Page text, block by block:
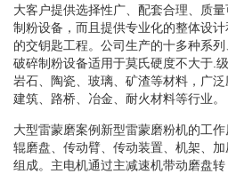
大客户提供选择性广、配套合理、质
制粉设备，而且提供专业化的整体设
的交钥匙工程。公司生产的十多种系
破碎制粉设备适用于莫氏硬度不大于.
岩石、陶瓷、玻璃、矿渣等材料，广泛
建筑、路桥、冶金、耐火材料等行业。
大型雷蒙磨案例新型雷蒙磨粉机的工
辊磨盘、传动臂、传动装置、机架、
组成。主电机通过主减速机带动磨盘